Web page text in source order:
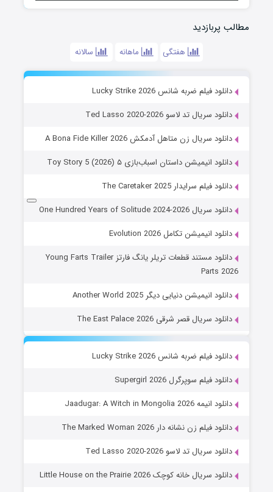
مطالب پربازدید
هفتگی ماهانه سالانه
دانلود فیلم ضربه شانس Lucky Strike 2026
دانلود سریال تد لاسو Ted Lasso 2020-2026
دانلود سریال زن متاهل آدمکش A Bona Fide Killer 2026
دانلود انیمیشن داستان اسباب‌بازی ۵ Toy Story 5 (2026)
دانلود فیلم سرایدار The Caretaker 2025
دانلود سریال One Hundred Years of Solitude 2024-2026
دانلود انیمیشن تکامل Evolution 2026
دانلود مستند قطعات تریلر یانگ فارتز Young Farts Trailer
Parts 2026
دانلود انیمیشن دنیایی دیگر Another World 2025
دانلود سریال قصر شرقی The East Palace 2026
دانلود فیلم ضربه شانس Lucky Strike 2026
دانلود فیلم سوپرگرل Supergirl 2026
دانلود انیمه Jaadugar: A Witch in Mongolia 2026
دانلود فیلم زن نشانه دار The Marked Woman 2026
دانلود سریال تد لاسو Ted Lasso 2020-2026
دانلود سریال خانه کوچک Little House on the Prairie 2026